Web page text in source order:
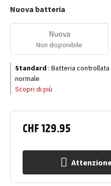
CHF 129.95
Nuova batteria
Nuova
Non disponibile
Standard : Batteria
normale
Scopri di più